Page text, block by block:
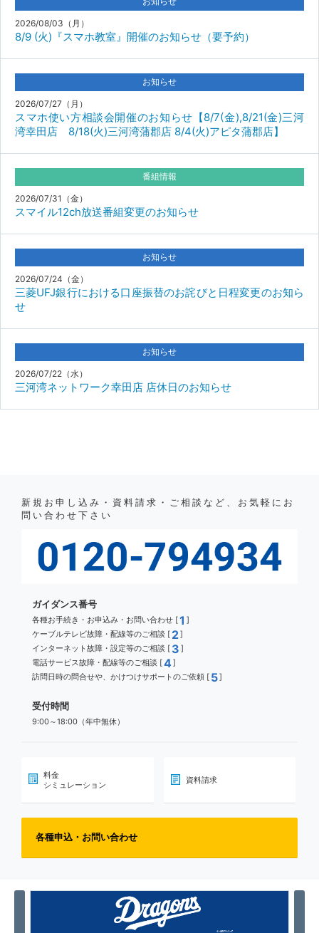
2026/08/03（月）
8/9 (火)『スマホ教室』開催のお知らせ（要予約）
お知らせ
2026/07/27（月）
スマホ使い方相談会開催のお知らせ【8/7(金),8/21(金)三河
湾幸田店 8/18(火)三河湾蒲郡店 8/4(火)アピタ蒲郡店】
番組情報
2026/07/31（金）
スマイル12ch放送番組変更のお知らせ
お知らせ
2026/07/24（金）
三菱UFJ銀行における口座振替のお詫びと日程変更のお知ら
せ
お知らせ
2026/07/22（水）
三河湾ネットワーク幸田店 店休日のお知らせ
新規お申し込み・資料請求・ご相談など、お気軽にお
問い合わせ下さい
ガイダンス番号
各種お手続き・お申込み・お問い合わせ [1 ]
ケーブルテレビ故障・配線等のご相談 [ 2]
インターネット故障・設定等のご相談 [ 3 ]
電話サービス故障・配線等のご相談 [4]
訪問日時の問合せや、かけつけサポートのご依頼 [ 5]
受付時間
9:00～18:00（年中無休）
料金
シミュレーション
資料請求
各種申込・お問い合わせ